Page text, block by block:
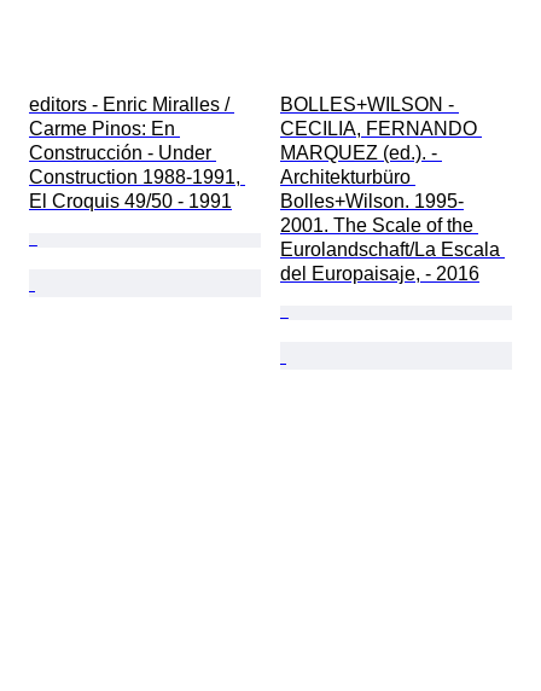
editors - Enric Miralles /
Carme Pinos: En
Construcción - Under
Construction 1988-1991,
El Croquis 49/50 - 1991
BOLLES+WILSON -
CECILIA, FERNANDO
MARQUEZ (ed.). -
Architekturbüro
Bolles+Wilson. 1995-
2001. The Scale of the
Eurolandschaft/La Escala
del Europaisaje, - 2016